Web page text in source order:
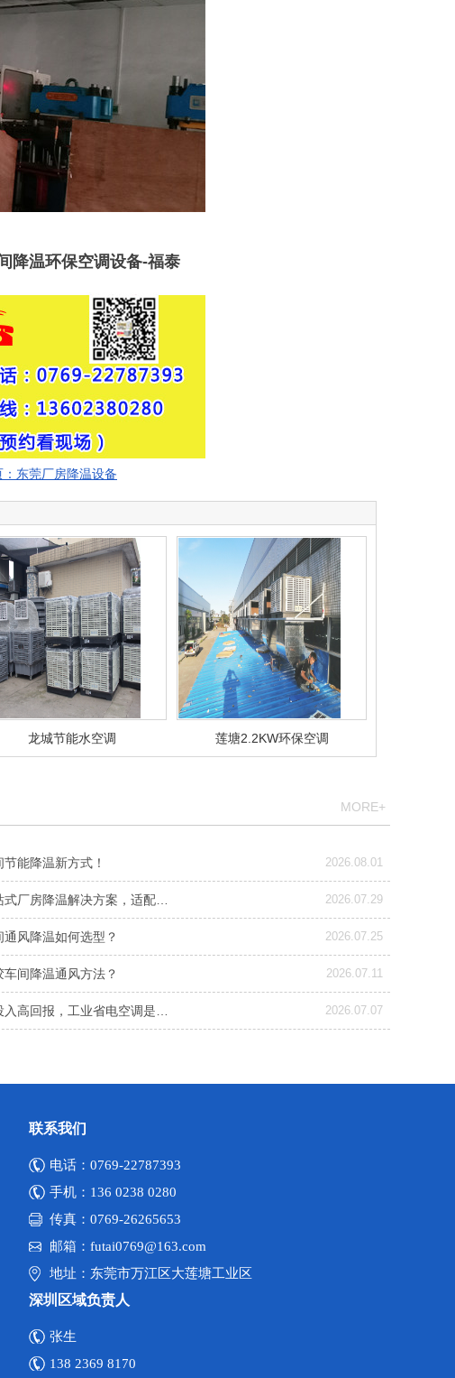
降温环保空调设备-福泰
：东莞厂房降温设备
龙城节能水空调 莲塘2.2KW环保空调
MORE+
节能降温新方式！ 2026.08.01
式厂房降温解决方案，适配… 2026.07.29
通风降温如何选型？ 2026.07.25
车间降温通风方法？ 2026.07.11
入高回报，工业省电空调是… 2026.07.07
联系我们
电话：0769-22787393
手机：136 0238 0280
传真：0769-26265653
邮箱：futai0769@163.com
地址：东莞市万江区大莲塘工业区
深圳区域负责人
张生
138 2369 8170